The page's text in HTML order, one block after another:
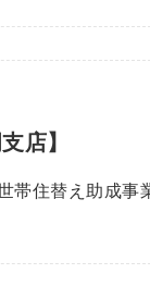
店】
帯住替え助成